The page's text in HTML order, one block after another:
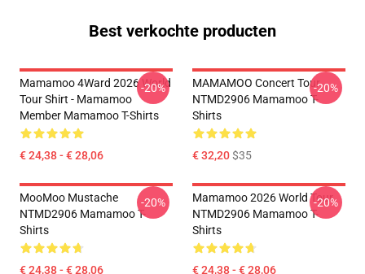
Best verkochte producten
Mamamoo 4Ward 2026 World
Tour Shirt - Mamamoo
Member Mamamoo T-Shirts
€ 24,38 - € 28,06
-20%
MAMAMOO Concert Tour
NTMD2906 Mamamoo T-
Shirts
€ 32,20$35
-20%
MooMoo Mustache
NTMD2906 Mamamoo T-
Shirts
€ 24,38 - € 28,06
-20%
Mamamoo 2026 World Tour
NTMD2906 Mamamoo T-
Shirts
€ 24,38 - € 28,06
-20%